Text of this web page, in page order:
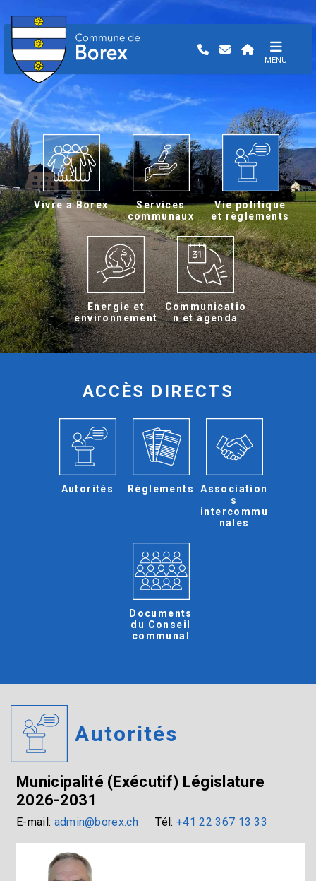
MENU
Vivre a Borex
Services
communaux
Vie politique
et règlements
Energie et
environnement
Communicatio
n et agenda
ACCÈS DIRECTS
Autorités Règlements
Association
s
intercommu
nales
Documents
du Conseil
communal
Autorités
Municipalité (Exécutif) Législature
2026-2031
E-mail: admin@borex.ch Tél: +41 22 367 13 33